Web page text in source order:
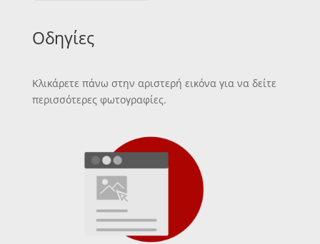
Οδηγίες
Κλικάρετε πάνω στην αριστερή εικόνα για να δείτε
περισσότερες φωτογραφίες.